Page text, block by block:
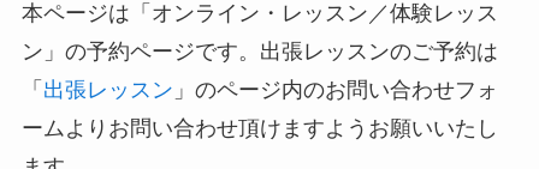
本ページは「オンライン・レッスン／体験レッス
ン」の予約ページです。出張レッスンのご予約は
「 出張レッスン 」のページ内のお問い合わせフォ
ームよりお問い合わせ頂けますようお願いいたし